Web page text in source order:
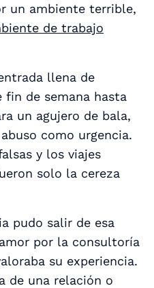
un ambiente terrible,
de trabajo
llena de
fin de semana hasta
un agujero de bala,
como urgencia.
y los viajes
solo la cereza
pudo salir de esa
por la consultoría
su experiencia.
de una relación o